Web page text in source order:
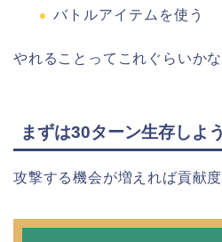
バトルアイテムを使う
やれることってこれぐらいかな
まずは30ターン生存しよう
攻撃する機会が増えれば貢献度